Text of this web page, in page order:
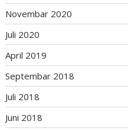
Novembar 2020
Juli 2020
April 2019
Septembar 2018
Juli 2018
Juni 2018